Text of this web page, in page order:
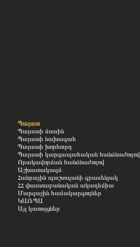
Պալատ
Պալատի մասին
Պալատի նախագահ
Պալատի խորհուրդ
Պալատի կարգապահական հանձնաժողով
Որակավորման հանձնաժողով
Աշխատակազմ
Հանրային պաշտպանի գրասենյակ
ՀՀ փաստաբանական ակադեմիա
Մարզային համակարգողներ
ԿԱՌՊԱ
Այլ կառույցներ